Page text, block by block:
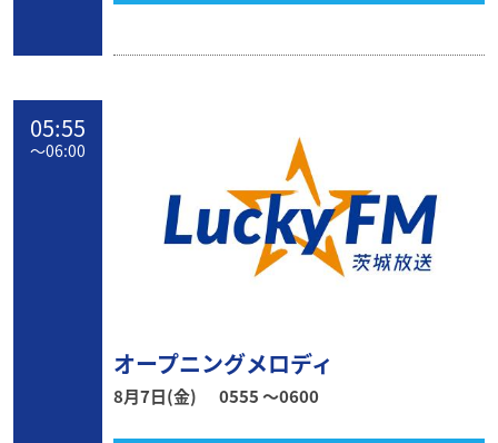
05:55
〜06:00
オープニングメロディ
8月7日(金) 0555 〜0600